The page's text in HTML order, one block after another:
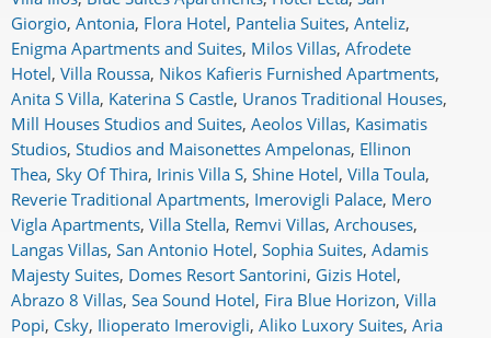
Giorgio, Antonia, Flora Hotel, Pantelia Suites, Anteliz,
Enigma Apartments and Suites, Milos Villas, Afrodete
Hotel, Villa Roussa, Nikos Kafieris Furnished Apartments,
Anita S Villa, Katerina S Castle, Uranos Traditional Houses,
Mill Houses Studios and Suites, Aeolos Villas, Kasimatis
Studios, Studios and Maisonettes Ampelonas, Ellinon
Thea, Sky Of Thira, Irinis Villa S, Shine Hotel, Villa Toula,
Reverie Traditional Apartments, Imerovigli Palace, Mero
Vigla Apartments, Villa Stella, Remvi Villas, Archouses,
Langas Villas, San Antonio Hotel, Sophia Suites, Adamis
Majesty Suites, Domes Resort Santorini, Gizis Hotel,
Abrazo 8 Villas, Sea Sound Hotel, Fira Blue Horizon, Villa
Popi, Csky, Ilioperato Imerovigli, Aliko Luxory Suites, Aria